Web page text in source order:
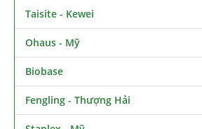
Taisite - Kewei
Ohaus - Mỹ
Biobase
Fengling - Thượng Hải